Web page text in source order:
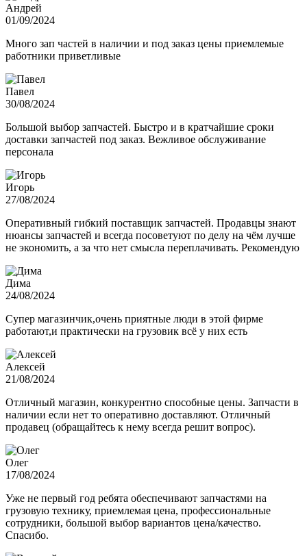
Андрей
01/09/2024
Много зап частей в наличии и под заказ цены приемлемые
работники приветливые
Павел
30/08/2024
Большой выбор запчастей. Быстро и в кратчайшие сроки
доставки запчастей под заказ. Вежливое обслуживание
персонала
Игорь
27/08/2024
Оперативный гибкий поставщик запчастей. Продавцы знают
нюансы запчастей и всегда посоветуют по делу на чём лучше
не экономить, а за что нет смысла переплачивать. Рекомендую
Дима
24/08/2024
Супер магазинчик,очень приятные люди в этой фирме
работают,и практически на грузовик всё у них есть
Алексей
21/08/2024
Отличный магазин, конкурентно способные цены. Запчасти в
наличии если нет то оперативно доставляют. Отличный
продавец (обращайтесь к нему всегда решит вопрос).
Олег
17/08/2024
Уже не первый год ребята обеспечивают запчастями на
грузовую технику, приемлемая цена, профессиональные
сотрудники, большой выбор вариантов цена/качество.
Спасибо.